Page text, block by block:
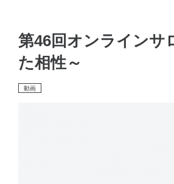
第46回オンラインサ
た相性～
動画